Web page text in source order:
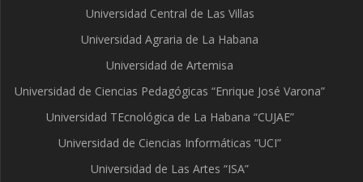
Universidad Central de Las Villas
Universidad Agraria de La Habana
Universidad de Artemisa
Universidad de Ciencias Pedagógicas “Enrique José Varona”
Universidad TEcnológica de La Habana “CUJAE”
Universidad de Ciencias Informáticas “UCI”
Universidad de Las Artes “ISA”